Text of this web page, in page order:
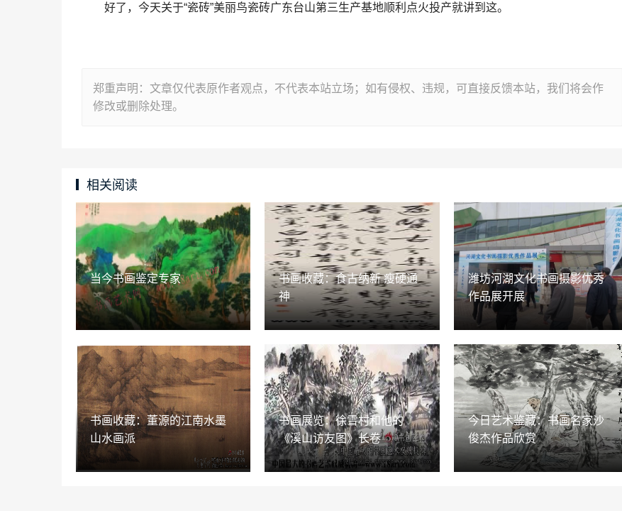
好了，今天关于“瓷砖”美丽鸟瓷砖广东台山第三生产基地顺利点火投产就讲到这。
郑重声明：文章仅代表原作者观点，不代表本站立场；如有侵权、违规，可直接反馈本站，我们将会作
修改或删除处理。
相关阅读
当今书画鉴定专家
书画收藏：食古纳新 瘦硬通
神
潍坊河湖文化书画摄影优秀
作品展开展
书画收藏：董源的江南水墨
山水画派
书画展览：徐雪村和他的
《溪山访友图》长卷
今日艺术鉴藏：书画名家沙
俊杰作品欣赏